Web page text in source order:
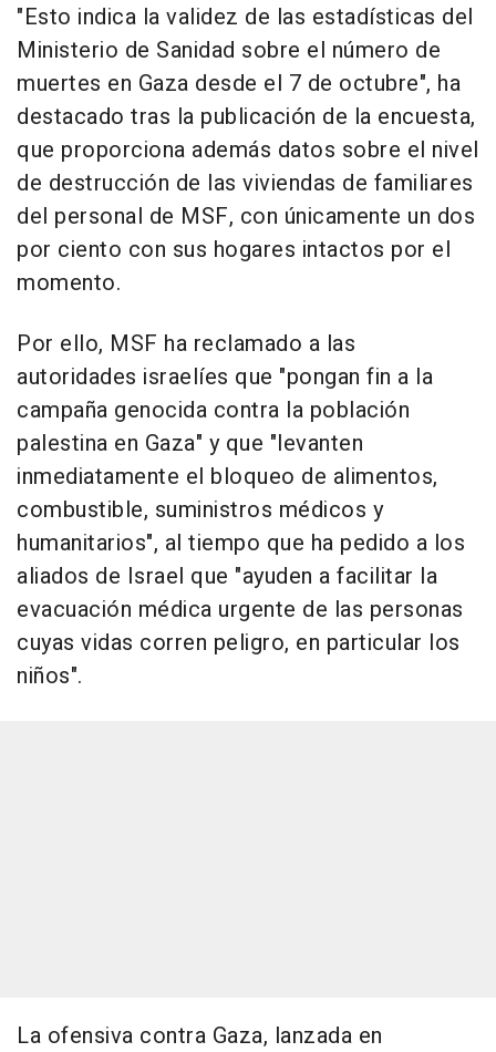
"Esto indica la validez de las estadísticas del
Ministerio de Sanidad sobre el número de
muertes en Gaza desde el 7 de octubre", ha
destacado tras la publicación de la encuesta,
que proporciona además datos sobre el nivel
de destrucción de las viviendas de familiares
del personal de MSF, con únicamente un dos
por ciento con sus hogares intactos por el
momento.
Por ello, MSF ha reclamado a las
autoridades israelíes que "pongan fin a la
campaña genocida contra la población
palestina en Gaza" y que "levanten
inmediatamente el bloqueo de alimentos,
combustible, suministros médicos y
humanitarios", al tiempo que ha pedido a los
aliados de Israel que "ayuden a facilitar la
evacuación médica urgente de las personas
cuyas vidas corren peligro, en particular los
niños".
La ofensiva contra Gaza, lanzada en